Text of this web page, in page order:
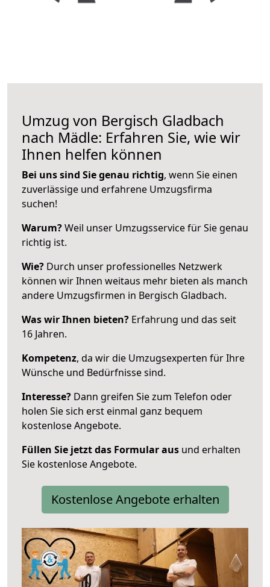
Umzug von Bergisch Gladbach
nach Mädle: Erfahren Sie, wie wir
Ihnen helfen können
Bei uns sind Sie genau richtig, wenn Sie einen
zuverlässige und erfahrene Umzugsfirma
suchen!
Warum?Weil unser Umzugsservice für Sie genau
richtig ist.
Wie? Durch unser professionelles Netzwerk
können wir Ihnen weitaus mehr bieten als manch
andere Umzugsfirmen in Bergisch Gladbach.
Was wir Ihnen bieten? Erfahrung und das seit
16 Jahren.
Kompetenz, da wir die Umzugsexperten für Ihre
Wünsche und Bedürfnisse sind.
Interesse? Dann greifen Sie zum Telefon oder
holen Sie sich erst einmal ganz bequem
kostenlose Angebote.
Füllen Sie jetzt das Formular aus und erhalten
Sie kostenlose Angebote.
Kostenlose Angebote erhalten